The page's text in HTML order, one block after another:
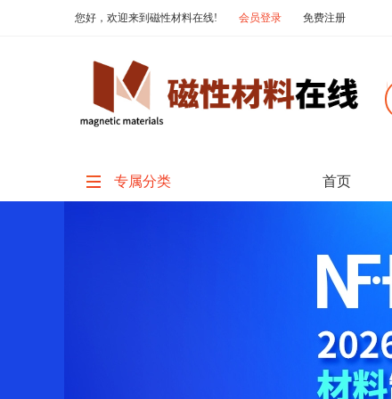
您好，欢迎来到磁性材料在线! 会员登录 免费注册
专属分类 首页